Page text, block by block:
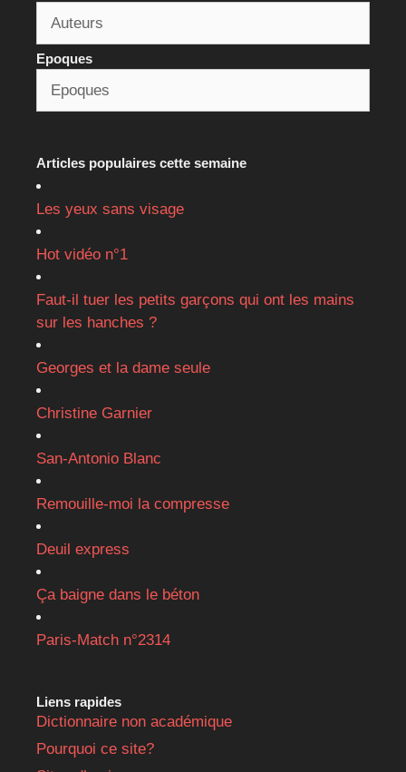
Epoques
Articles populaires cette semaine
Les yeux sans visage
Hot vidéo n°1
Faut-il tuer les petits garçons qui ont les mains
sur les hanches ?
Georges et la dame seule
Christine Garnier
San-Antonio Blanc
Remouille-moi la compresse
Deuil express
Ça baigne dans le béton
Paris-Match n°2314
Liens rapides
Dictionnaire non académique
Pourquoi ce site?